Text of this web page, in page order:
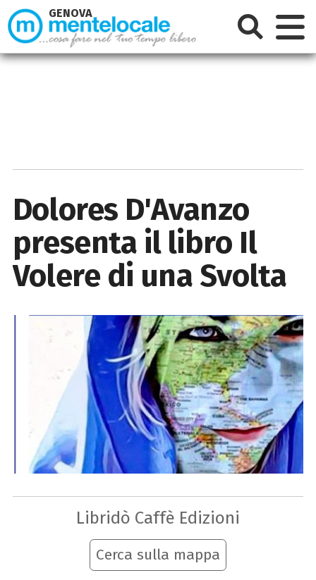
Dolores D'Avanzo
presenta il libro Il
Volere di una Svolta
Libridò Caffè Edizioni
Cerca sulla mappa
GENOVA